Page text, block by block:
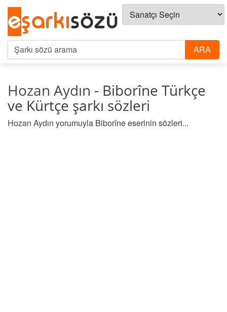
Hozan Aydın - Biborîne Türkçe
ve Kürtçe şarkı sözleri
Hozan Aydın yorumuyla Biborîne eserinin sözleri...